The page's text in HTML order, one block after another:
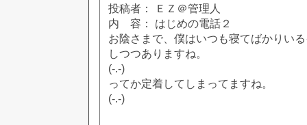
投稿者： ＥＺ＠管理人
内 容： はじめの電話２
お陰さまで、僕はいつも寝てばかりい
しつつありますね。
(-.-)
ってか定着してしまってますね。
(-.-)